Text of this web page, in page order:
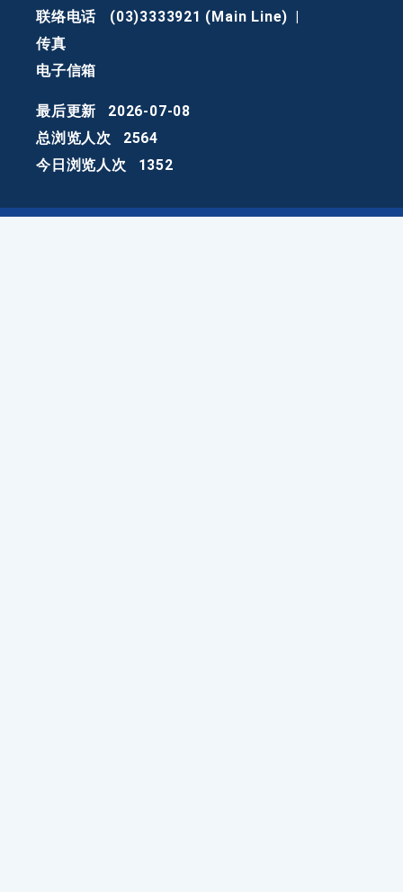
联络电话
(03)3333921 (Main Line)
传真
电子信箱
最后更新
2026-07-08
总浏览人次
2564
今日浏览人次
1352